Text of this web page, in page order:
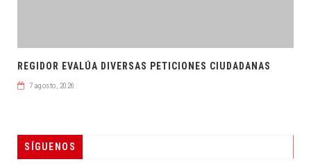
REGIDOR EVALÚA DIVERSAS PETICIONES CIUDADANAS
7 agosto, 2026
SÍGUENOS